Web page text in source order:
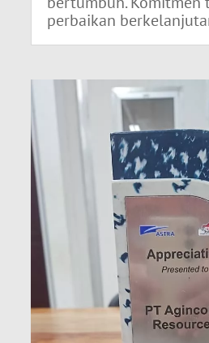
perbaikan